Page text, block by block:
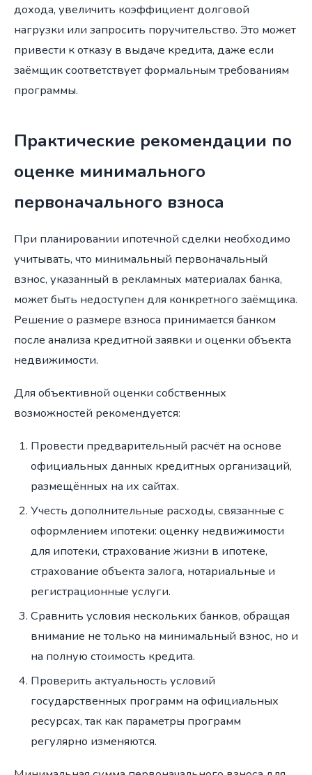
дохода, увеличить коэффициент долговой
нагрузки или запросить поручительство. Это может
привести к отказу в выдаче кредита, даже если
заёмщик соответствует формальным требованиям
программы.
Практические рекомендации по
оценке минимального
первоначального взноса
При планировании ипотечной сделки необходимо
учитывать, что минимальный первоначальный
взнос, указанный в рекламных материалах банка,
может быть недоступен для конкретного заёмщика.
Решение о размере взноса принимается банком
после анализа кредитной заявки и оценки объекта
недвижимости.
Для объективной оценки собственных
возможностей рекомендуется:
Провести предварительный расчёт на основе
официальных данных кредитных организаций,
размещённых на их сайтах.
Учесть дополнительные расходы, связанные с
оформлением ипотеки: оценку недвижимости
для ипотеки, страхование жизни в ипотеке,
страхование объекта залога, нотариальные и
регистрационные услуги.
Сравнить условия нескольких банков, обращая
внимание не только на минимальный взнос, но и
на полную стоимость кредита.
Проверить актуальность условий
государственных программ на официальных
ресурсах, так как параметры программ
регулярно изменяются.